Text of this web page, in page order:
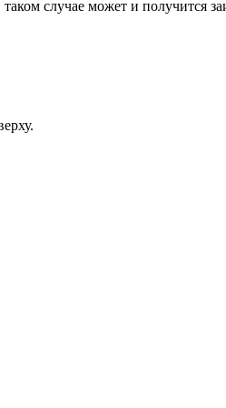
случае может и получится